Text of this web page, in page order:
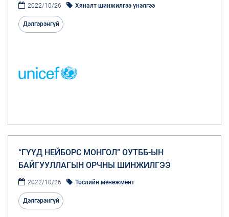
2022/10/26 Хяналт шинжилгээ үнэлгээ
Дэлгэрэнгүй
“ГҮҮД НЕЙБОРС МОНГОЛ” ОУТББ-ЫН
БАЙГУУЛЛАГЫН ОРЧНЫ ШИНЖИЛГЭЭ
2022/10/26 Төслийн менежмент
Дэлгэрэнгүй